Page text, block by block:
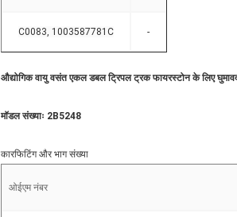
C0083, 1003587781C -
औद्योगिक वायु वसंत एकल डबल ट्रिपल ट्रक फायरस्टोन के लिए
मॉडल संख्याः 2B5248
कारफिटिंग और भाग संख्या
ओईएम नंबर